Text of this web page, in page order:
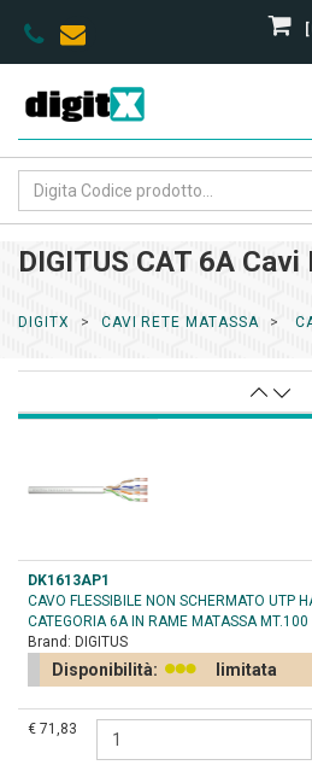
DIGITUS CAT 6A
DIGITX CAVI RETE MATASSA
DK1613AP1
CAVO FLESSIBILE NON SCHERMATO UTP
CATEGORIA 6A IN RAME MATASSA MT.100
Brand: DIGITUS
Disponibilità: limitata
€ 71,83